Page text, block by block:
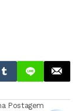
Postagem